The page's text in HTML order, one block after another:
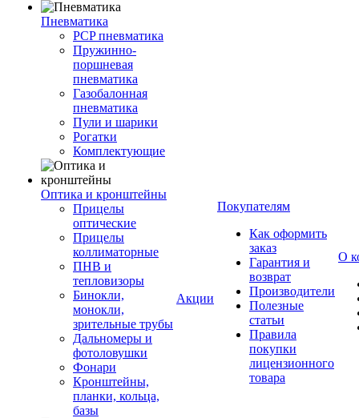
Пневматика
PCP пневматика
Пружинно-
поршневая
пневматика
Газобалонная
пневматика
Пули и шарики
Рогатки
Комплектующие
Оптика и кронштейны
Прицелы
оптические
Прицелы
коллиматорные
ПНВ и
тепловизоры
Бинокли,
монокли,
зрительные трубы
Дальномеры и
фотоловушки
Фонари
Кронштейны,
планки, кольца,
базы
Акции
Покупателям
Как оформить
заказ
Гарантия и
возврат
Производители
Полезные
статьи
Правила
покупки
лицензионного
товара
О